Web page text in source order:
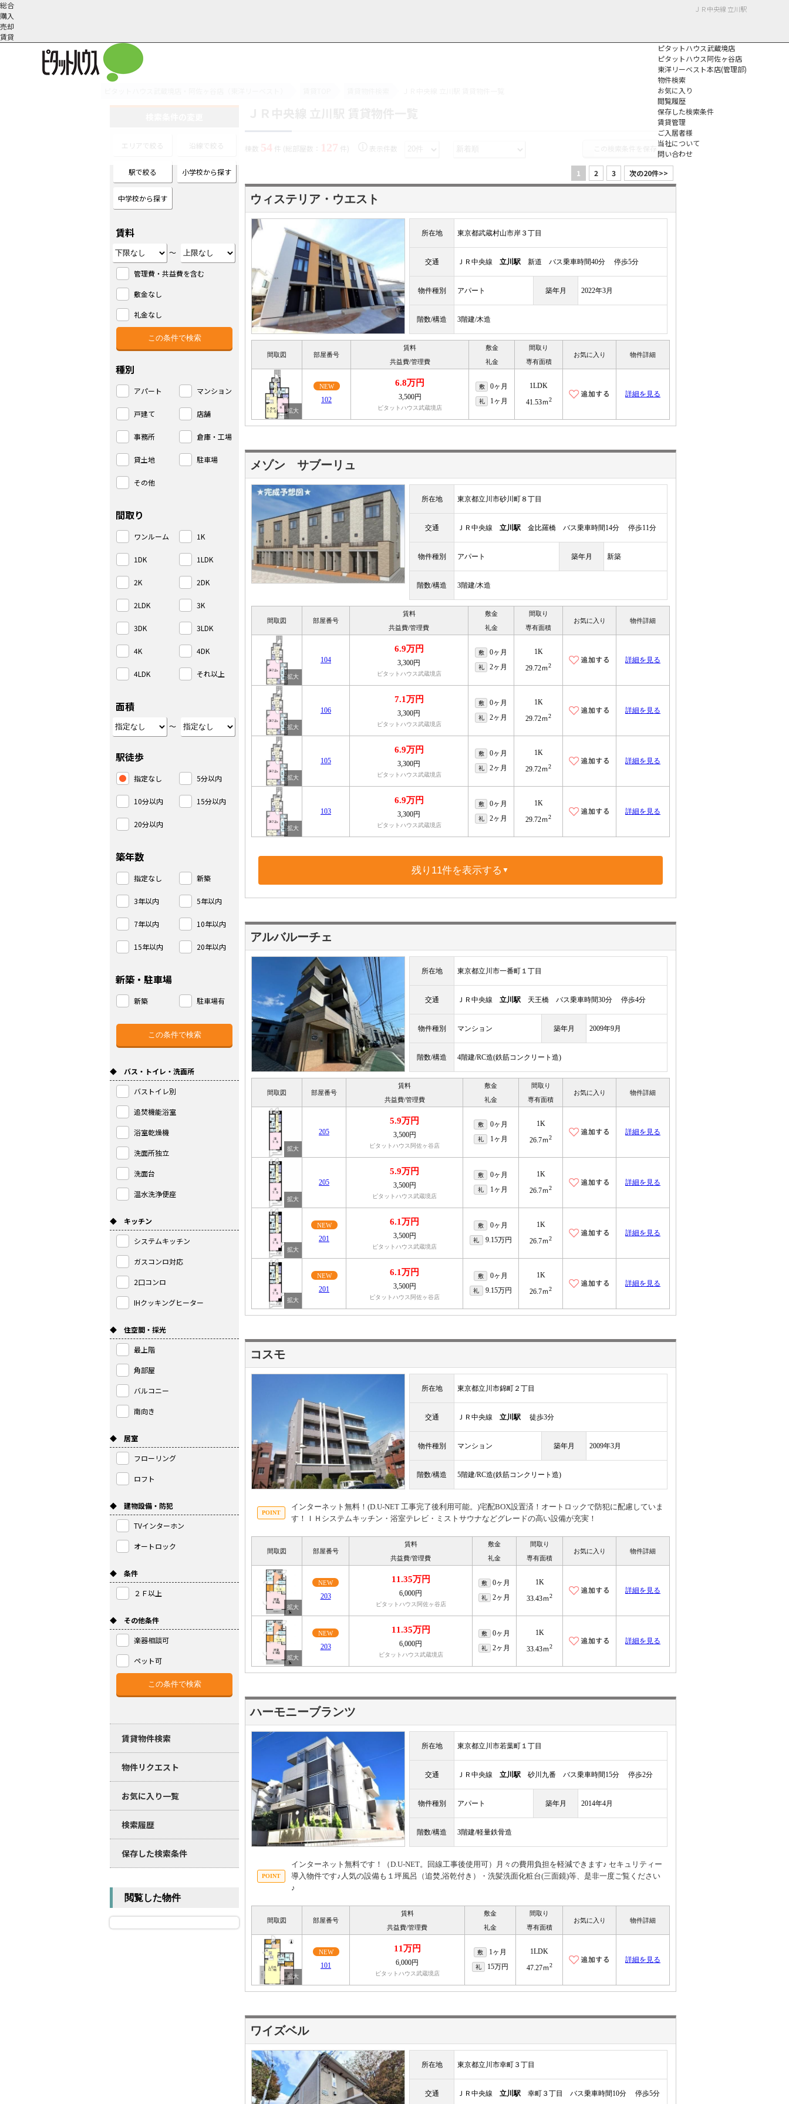
ＪＲ中央線 立川駅
総合
購入
売却
賃貸
ピタットハウス武蔵境店
ピタットハウス阿佐ヶ谷店
東洋リーベスト本店(管理部)
物件検索
お気に入り
閲覧履歴
保存した検索条件
賃貸管理
ご入居者様
当社について
問い合わせ
棟数 54 件 (総部屋数： 127 件) 表示件数
1 2 3 次の20件>>
ウィステリア・ウエスト
所在地 東京都武蔵村山市岸３丁目
交通 ＪＲ中央線 立川駅 新道 バス乗車時間40分 停歩5分
物件種別 アパート 築年月 2022年3月
階数/構造 3階建/木造
間取図 部屋番号
賃料
共益費/管理費
敷金
礼金
間取り
専有面積
お気に入り 物件詳細
NEW
102
6.8万円
3,500円
ピタットハウス武蔵境店
敷 0ヶ月
礼 1ヶ月
1LDK
41.53ｍ2
詳細を見る
メゾン サブーリュ
所在地 東京都立川市砂川町８丁目
交通 ＪＲ中央線 立川駅 金比羅橋 バス乗車時間14分 停歩11分
物件種別 アパート 築年月 新築
階数/構造 3階建/木造
間取図 部屋番号
賃料
共益費/管理費
敷金
礼金
間取り
専有面積
お気に入り 物件詳細
104
6.9万円
3,300円
ピタットハウス武蔵境店
敷 0ヶ月
礼 2ヶ月
1K
29.72ｍ2
詳細を見る
106
7.1万円
3,300円
ピタットハウス武蔵境店
敷 0ヶ月
礼 2ヶ月
1K
29.72ｍ2
詳細を見る
105
6.9万円
3,300円
ピタットハウス武蔵境店
敷 0ヶ月
礼 2ヶ月
1K
29.72ｍ2
詳細を見る
103
6.9万円
3,300円
ピタットハウス武蔵境店
敷 0ヶ月
礼 2ヶ月
1K
29.72ｍ2
詳細を見る
残り11件を表示する ▼
アルバルーチェ
所在地 東京都立川市一番町１丁目
交通 ＪＲ中央線 立川駅 天王橋 バス乗車時間30分 停歩4分
物件種別 マンション 築年月 2009年9月
階数/構造 4階建/RC造(鉄筋コンクリート造)
間取図 部屋番号
賃料
共益費/管理費
敷金
礼金
間取り
専有面積
お気に入り 物件詳細
205
5.9万円
3,500円
ピタットハウス阿佐ヶ谷店
敷 0ヶ月
礼 1ヶ月
1K
26.7ｍ2
詳細を見る
205
5.9万円
3,500円
ピタットハウス武蔵境店
敷 0ヶ月
礼 1ヶ月
1K
26.7ｍ2
詳細を見る
NEW
201
6.1万円
3,500円
ピタットハウス武蔵境店
敷 0ヶ月
礼 9.15万円
1K
26.7ｍ2
詳細を見る
NEW
201
6.1万円
3,500円
ピタットハウス阿佐ヶ谷店
敷 0ヶ月
礼 9.15万円
1K
26.7ｍ2
詳細を見る
コスモ
所在地 東京都立川市錦町２丁目
交通 ＪＲ中央線 立川駅 徒歩3分
物件種別 マンション 築年月 2009年3月
階数/構造 5階建/RC造(鉄筋コンクリート造)
インターネット無料！(D.U-NET 工事完了後利用可能。)宅配BOX設置済！オートロックで防犯に配慮していま
す！ＩＨシステムキッチン・浴室テレビ・ミストサウナなどグレードの高い設備が充実！
間取図 部屋番号
賃料
共益費/管理費
敷金
礼金
間取り
専有面積
お気に入り 物件詳細
NEW
203
11.35万円
6,000円
ピタットハウス阿佐ヶ谷店
敷 0ヶ月
礼 2ヶ月
1K
33.43ｍ2
詳細を見る
NEW
203
11.35万円
6,000円
ピタットハウス武蔵境店
敷 0ヶ月
礼 2ヶ月
1K
33.43ｍ2
詳細を見る
ハーモニーブランツ
所在地 東京都立川市若葉町１丁目
交通 ＪＲ中央線 立川駅 砂川九番 バス乗車時間15分 停歩2分
物件種別 アパート 築年月 2014年4月
階数/構造 3階建/軽量鉄骨造
インターネット無料です！（D.U-NET。回線工事後使用可）月々の費用負担を軽減できます♪ セキュリティー
導入物件です♪人気の設備も１坪風呂（追焚,浴乾付き）・洗髪洗面化粧台(三面鏡)等、是非一度ご覧ください
♪
間取図 部屋番号
賃料
共益費/管理費
敷金
礼金
間取り
専有面積
お気に入り 物件詳細
NEW
101
11万円
6,000円
ピタットハウス武蔵境店
敷 1ヶ月
礼 15万円
1LDK
47.27ｍ2
詳細を見る
ワイズベル
所在地 東京都立川市幸町３丁目
交通 ＪＲ中央線 立川駅 幸町３丁目 バス乗車時間10分 停歩5分
エリアで絞る 沿線で絞る
駅で絞る 小学校から探す
中学校から探す
賃料
～
管理費・共益費を含む
敷金なし
礼金なし
種別
アパート マンション
戸建て 店舗
事務所 倉庫・工場
貸土地 駐車場
その他
間取り
ワンルーム 1K
1DK 1LDK
2K 2DK
2LDK 3K
3DK 3LDK
4K 4DK
4LDK それ以上
面積
～
駅徒歩
指定なし 5分以内
10分以内 15分以内
20分以内
築年数
指定なし 新築
3年以内 5年以内
7年以内 10年以内
15年以内 20年以内
新築・駐車場
新築 駐車場有
◆ バス・トイレ・洗面所
バストイレ別
追焚機能浴室
浴室乾燥機
洗面所独立
洗面台
温水洗浄便座
◆ キッチン
システムキッチン
ガスコンロ対応
2口コンロ
IHクッキングヒーター
◆ 住空間・採光
最上階
角部屋
バルコニー
南向き
◆ 居室
フローリング
ロフト
◆ 建物設備・防犯
TVインターホン
オートロック
◆ 条件
２Ｆ以上
◆ その他条件
楽器相談可
ペット可
賃貸物件検索
物件リクエスト
お気に入り一覧
検索履歴
保存した検索条件
閲覧した物件